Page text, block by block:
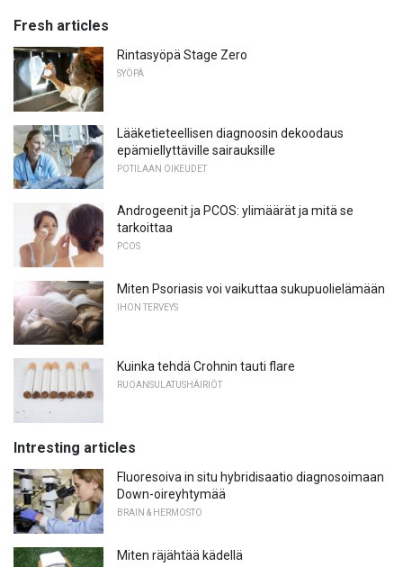
Fresh articles
Rintasyöpä Stage Zero
SYÖPÄ
Lääketieteellisen diagnoosin dekoodaus
epämiellyttäville sairauksille
POTILAAN OIKEUDET
Androgeenit ja PCOS: ylimäärät ja mitä se
tarkoittaa
PCOS
Miten Psoriasis voi vaikuttaa sukupuolielämään
IHON TERVEYS
Kuinka tehdä Crohnin tauti flare
RUOANSULATUSHÄIRIÖT
Intresting articles
Fluoresoiva in situ hybridisaatio diagnosoimaan
Down-oireyhtymää
BRAIN & HERMOSTO
Miten räjähtää kädellä